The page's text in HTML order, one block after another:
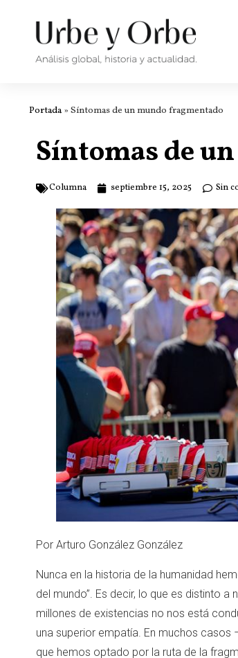
Portada » Síntomas de un mundo fragmentado
Síntomas de
Columna septiembre 15, 2025 Sin
Por Arturo González González
Nunca en la historia de la humanidad
del mundo”. Es decir, lo que es distinto
millones de existencias no nos está
una superior empatía. En muchos
que hemos optado por la ruta de la